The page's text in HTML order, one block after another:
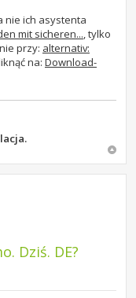
nie ich asystenta
mit sicheren..., tylko
przy: alternativ:
na: Download-
Dziś. DE?